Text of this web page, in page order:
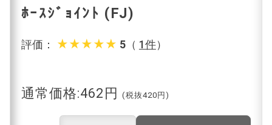
ﾎｰｽｼﾞｮｲﾝﾄ (FJ)
評価： star_rate star_rate star_rate star_rate star_rate 5（ 1件）
通常価格:462円 (税抜420円)